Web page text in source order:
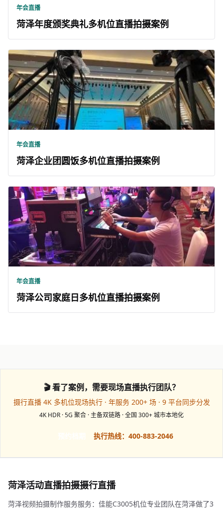
年会直播
菏泽年度颁奖典礼多机位直播拍摄案例
年会直播
菏泽企业团圆饭多机位直播拍摄案例
年会直播
菏泽公司家庭日多机位直播拍摄案例
🎬 看了案例，需要现场直播执行团队？
摄行直播 4K 多机位现场执行 · 年服务 200+ 场 · 9 平台同步分发
4K HDR · 5G 聚合 · 主备双链路 · 全国 300+ 城市本地化
执行热线：400-883-2046
菏泽活动直播拍摄摄行直播
菏泽视频拍摄制作服务服务：佳能C3005机位专业团队在菏泽做了3